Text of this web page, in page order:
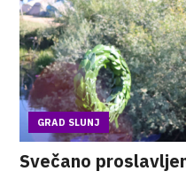
GRAD SLUNJ
Svečano